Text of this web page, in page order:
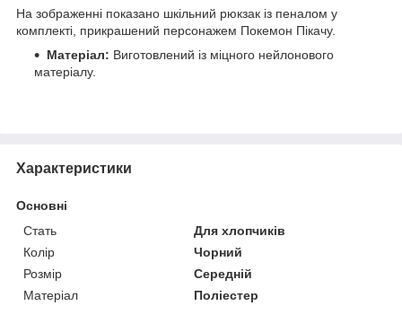
На зображенні показано шкільний рюкзак із пеналом у
комплекті, прикрашений персонажем Покемон Пікачу.
Матеріал: Виготовлений із міцного нейлонового
матеріалу.
Характеристики
Основні
Стать
Для хлопчиків
Колір
Чорний
Розмір
Середній
Матеріал
Поліестер